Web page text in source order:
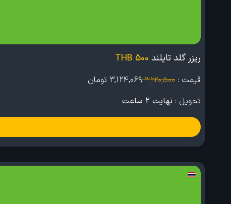
ریزر گلد تایلند 500 THB
قیمت : 3,220,500
3,124,069 تومان
تحویل : نهایت 2 ساعت